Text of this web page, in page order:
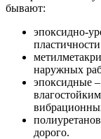
бывают:
эпоксидно-
наружных
эпоксидные
дорого.